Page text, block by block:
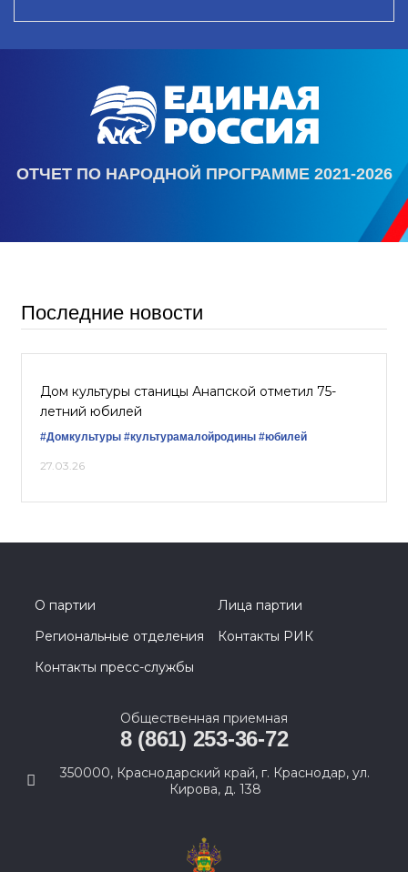
ОТЧЕТ ПО НАРОДНОЙ ПРОГРАММЕ 2021-2026
Последние новости
Дом культуры станицы Анапской отметил 75-
летний юбилей
#Домкультуры #культурамалойродины #юбилей
27.03.26
О партии
Лица партии
Региональные отделения
Контакты РИК
Контакты пресс-службы
Общественная приемная
8 (861) 253-36-72
350000, Краснодарский край, г. Краснодар, ул.
Кирова, д. 138